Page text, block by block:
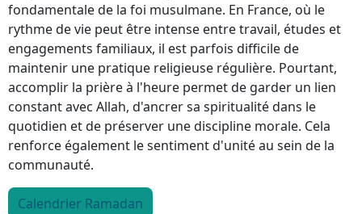
fondamentale de la foi musulmane. En France, où le
rythme de vie peut être intense entre travail, études et
engagements familiaux, il est parfois difficile de
maintenir une pratique religieuse régulière. Pourtant,
accomplir la prière à l'heure permet de garder un lien
constant avec Allah, d'ancrer sa spiritualité dans le
quotidien et de préserver une discipline morale. Cela
renforce également le sentiment d'unité au sein de la
communauté.
Calendrier Ramadan